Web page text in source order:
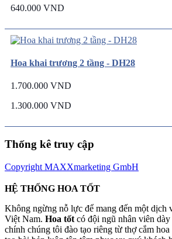
640.000 VND
Hoa khai trương 2 tầng - DH28
1.700.000 VND
1.300.000 VND
Thống kê truy cập
Copyright MAXXmarketing GmbH
HỆ THỐNG HOA TỐT
Không ngừng nỗ lực để mang đến một dịch
Việt Nam. Hoa tốt có đội ngũ nhân viên
chính chúng tôi đào tạo riêng từ thợ cắm